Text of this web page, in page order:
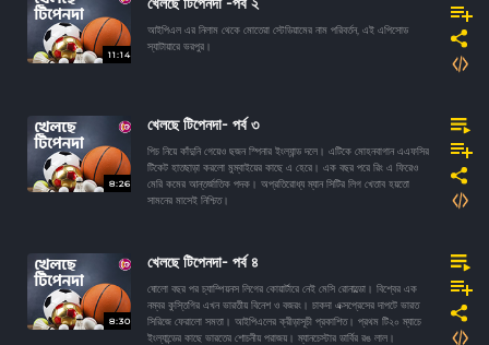
11:14
আইপিএল এর নিলাম থেকে মোতেরা স্টেডিয়ামের নাম পরিবর্তন, এই এপিসোড
স্যাটায়ারে ভরপুর।
8:26
খেলছে টিপেনদা- পর্ব ৩
পিচ নিয়ে কাঁদুনি গেয়েও ছজন স্পিনার ইংল্যান্ড দলে। এটিকে মোহনবাগান এএফসির
টিকেট হাতছাড়া করলো মুম্বাইয়ের কাছে এ হেরে। এক বছর পরে রিং এ ফিরেও
মেরি কমের আন্তর্জাতিক পদক। অপ্রতিরোধ্য ম্যান সিটির লিগ খেতাব হয়তো
সামনের মাসেই নিশ্চিত।
8:30
খেলছে টিপেনদা- পর্ব ৪
ষোলো বছর পর চ্যাম্পিয়নস লিগের কোয়ার্টারে নেই মেসি রোনাল্ডো। বিশ্বের এক
নম্বর কুস্তিগির এখন ভারতীয় বিনেশ ও বজরং। চাকদা এক্সপ্রেসের দাপটে ভারত
সিরিজে ফেরালো সমতা। আইপিএলের ক্রীড়াসূচী প্রকাশিত। প্রথম টি২০ ম্যাচে
ইংল্যান্ডের কাছে ভারতের শোচনীয় পরাজয়। ম্যানচেস্টার ডার্বির রঙ লাল।